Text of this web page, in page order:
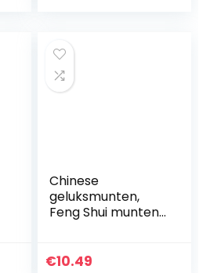
Chinese
geluksmunten,
Feng Shui munten
geluksmunten
€10.49